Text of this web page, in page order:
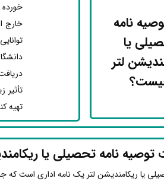
نامه
یا
لتر
خارج
تأثیر
تهیه
توصیه نامه تحصیلی یا
یا ریکامندیشن لتر یک نامه اداری است